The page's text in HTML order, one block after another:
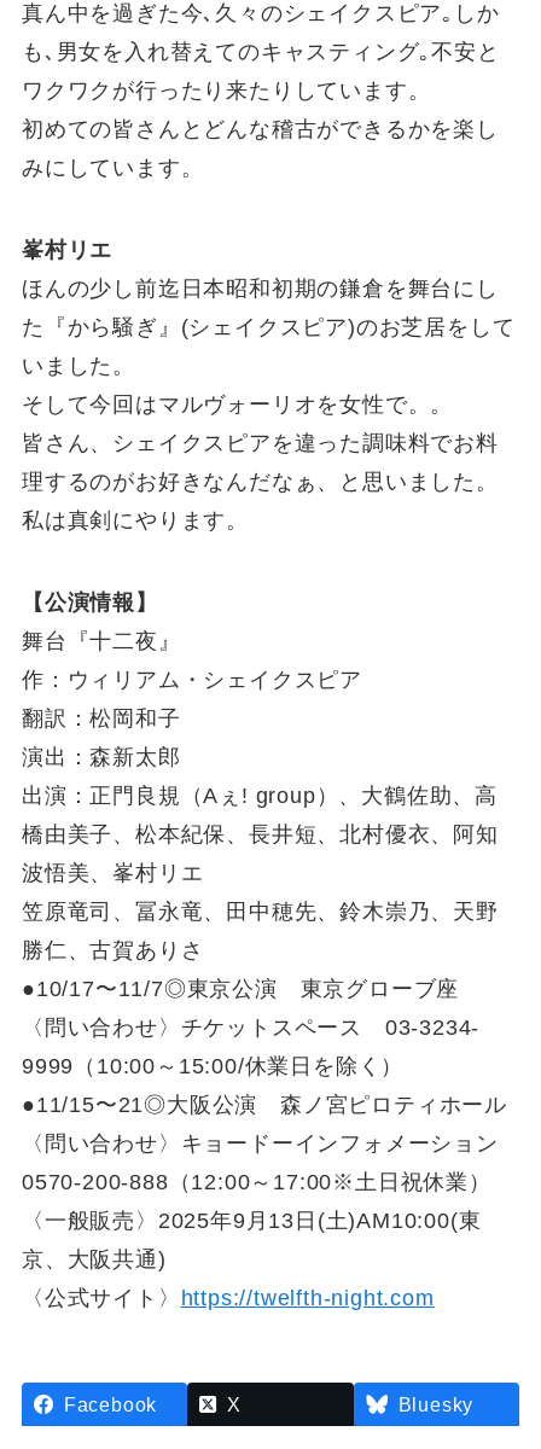
真ん中を過ぎた今､久々のシェイクスピア｡しか
も､男女を入れ替えてのキャスティング｡不安と
ワクワクが行ったり来たりしています。
初めての皆さんとどんな稽古ができるかを楽し
みにしています。
峯村リエ
ほんの少し前迄日本昭和初期の鎌倉を舞台にし
た『から騒ぎ』(シェイクスピア)のお芝居をして
いました。
そして今回はマルヴォーリオを女性で。。
皆さん、シェイクスピアを違った調味料でお料
理するのがお好きなんだなぁ、と思いました。
私は真剣にやります。
【公演情報】
舞台『十二夜』
作：ウィリアム・シェイクスピア
翻訳：松岡和子
演出：森新太郎
出演：正門良規（Aぇ! group）、大鶴佐助、高
橋由美子、松本紀保、長井短、北村優衣、阿知
波悟美、峯村リエ
笠原竜司、冨永竜、田中穂先、鈴木崇乃、天野
勝仁、古賀ありさ
●10/17〜11/7◎東京公演 東京グローブ座
〈問い合わせ〉チケットスペース 03-3234-
9999（10:00～15:00/休業日を除く）
●11/15〜21◎大阪公演 森ノ宮ピロティホール
〈問い合わせ〉キョードーインフォメーション
0570-200-888（12:00～17:00※土日祝休業）
〈一般販売〉2025年9月13日(土)AM10:00(東
京、大阪共通)
〈公式サイト〉 https://twelfth-night.com
Facebook X Bluesky